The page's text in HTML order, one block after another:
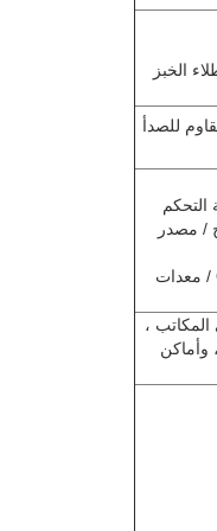
الخبز
للصدأ
2 مجموعة / لوحة التحكم
2 مجموعة / أشعة تحت الحمراء 8 أزواج / مصدر
اختياري:نظام التحكم في الوصول / وحدة مسح البطاقة / وحدة رمز QR / معدات
المكاتب ،
وأماكن